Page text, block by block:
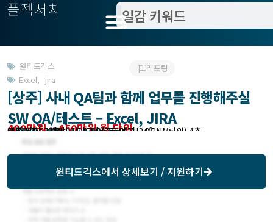
플젝서치
원티드긱스
Excel, jira
리포팅
[상주] 사내 QA팀과 함께 업무를 진행해주실
SW QA/테스트 – Excel, JIRA
400만원 ~ 450만원 월 단위
작업방식 : 상주
모집기한 : 2022-04-13 협의 가능
예상기간 : 1개월
근무위치 : 서울시 강남구 언주로85길 24(PNM타워) 4층
모집분야 : 개발 > QA,테스트 엔지니어
원티드긱스에서 상세보기 / 지원하기